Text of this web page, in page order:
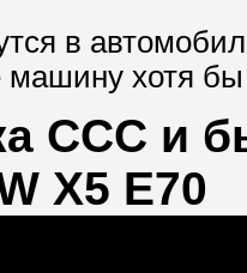
в
машину хотя
ССС и
X5 Е70